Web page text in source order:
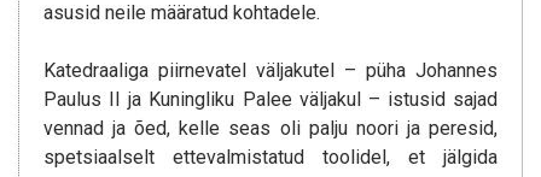
asusid neile määratud kohtadele.
Katedraaliga piirnevatel väljakutel – püha Johannes
Paulus II ja Kuningliku Palee väljakul – istusid sajad
vennad ja õed, kelle seas oli palju noori ja peresid,
spetsiaalselt ettevalmistatud toolidel, et jälgida